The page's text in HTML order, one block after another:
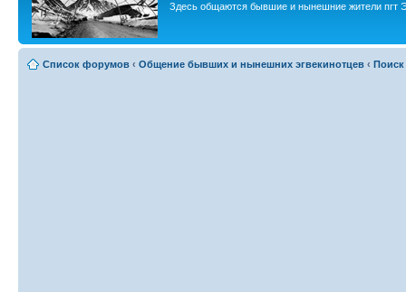
Здесь общаются бывшие и нынешние жители пгт
Список форумов ‹ Общение бывших и нынешних эгвекинотцев ‹ Поиск